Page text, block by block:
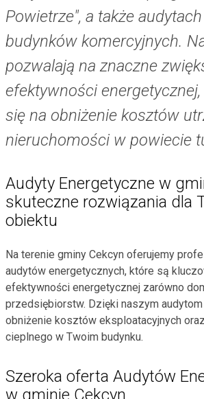
Powietrze", a także
budynków komercyjnych.
pozwalają na znaczne
efektywności energetycznej,
się na obniżenie kosztów
nieruchomości w powiecie
Audyty Energetyczne w
skuteczne rozwiązania dla
obiektu
Na terenie gminy Cekcyn oferujemy
audytów energetycznych, które są
efektywności energetycznej zarówno
przedsiębiorstw. Dzięki naszym
obniżenie kosztów eksploatacyjnych
cieplnego w Twoim budynku.
Szeroka oferta Audytów
w gminie Cekcyn